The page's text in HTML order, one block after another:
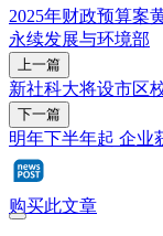
2025年财政预算案
永续发展与环境部
上一篇
新社科大将设市区
下一篇
明年下半年起 企业
购买此文章